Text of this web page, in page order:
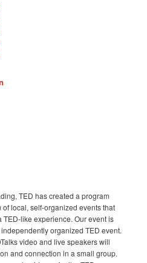
TED has created a program
local, self-organized events that
like experience. Our event is
organized TED event.
video and live speakers will
and connection in a small group.